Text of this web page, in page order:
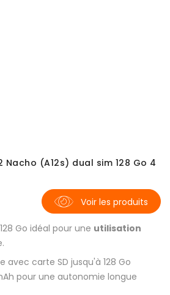
Nacho (A12s) dual sim 128 Go 4
Go idéal pour une utilisation
Voir les produits
avec carte SD jusqu'à 128 Go
pour une autonomie longue